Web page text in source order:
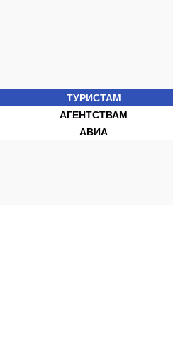
ТУРИСТАМ
АГЕНТСТВАМ
АВИА